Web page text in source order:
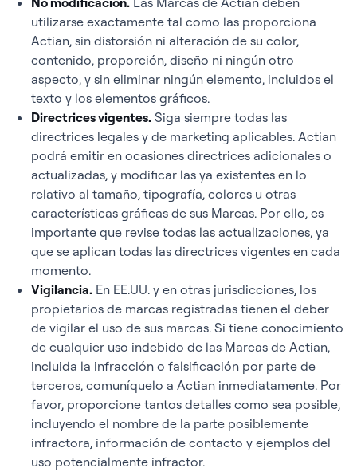
utilizarse exactamente tal como las proporciona
Actian, sin distorsión ni alteración de su color,
contenido, proporción, diseño ni ningún otro
aspecto, y sin eliminar ningún elemento, incluidos el
texto y los elementos gráficos.
Directrices vigentes. Siga siempre todas las
directrices legales y de marketing aplicables. Actian
podrá emitir en ocasiones directrices adicionales o
actualizadas, y modificar las ya existentes en lo
relativo al tamaño, tipografía, colores u otras
características gráficas de sus Marcas. Por ello, es
importante que revise todas las actualizaciones, ya
que se aplican todas las directrices vigentes en cada
momento.
Vigilancia. En EE.UU. y en otras jurisdicciones, los
propietarios de marcas registradas tienen el deber
de vigilar el uso de sus marcas. Si tiene conocimiento
de cualquier uso indebido de las Marcas de Actian,
incluida la infracción o falsificación por parte de
terceros, comuníquelo a Actian inmediatamente. Por
favor, proporcione tantos detalles como sea posible,
incluyendo el nombre de la parte posiblemente
infractora, información de contacto y ejemplos del
uso potencialmente infractor.